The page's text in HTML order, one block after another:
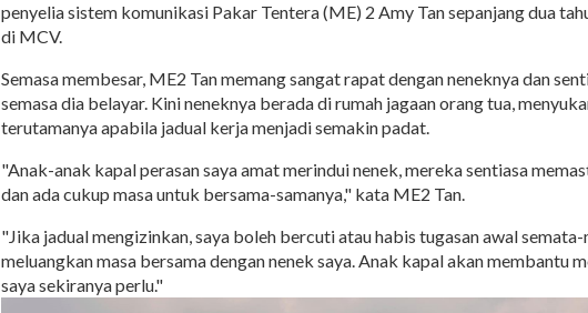
penyelia sistem komunikasi Pakar Tentera (ME) 2 Amy Tan sepanjang dua
di MCV.
Semasa membesar, ME2 Tan memang sangat rapat dengan neneknya dan
semasa dia belayar. Kini neneknya berada di rumah jagaan orang tua,
terutamanya apabila jadual kerja menjadi semakin padat.
"Anak-anak kapal perasan saya amat merindui nenek, mereka sentiasa
dan ada cukup masa untuk bersama-samanya," kata ME2 Tan.
"Jika jadual mengizinkan, saya boleh bercuti atau habis tugasan awal
meluangkan masa bersama dengan nenek saya. Anak kapal akan membantu
saya sekiranya perlu."